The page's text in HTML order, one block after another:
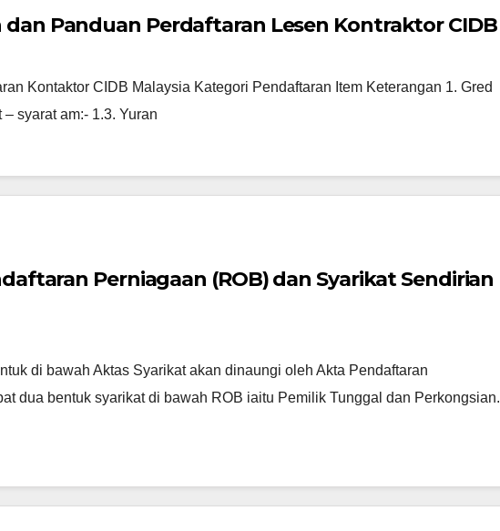
Panduan Perdaftaran Lesen Kontraktor CIDB
Kontaktor CIDB Malaysia Kategori Pendaftaran Item Keterangan 1. Gred
syarat am:- 1.3. Yuran
Perniagaan (ROB) dan Syarikat Sendirian
di bawah Aktas Syarikat akan dinaungi oleh Akta Pendaftaran
dua bentuk syarikat di bawah ROB iaitu Pemilik Tunggal dan Perkongsian.